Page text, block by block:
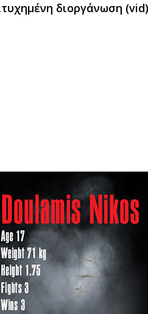
διοργάνωση (vid)